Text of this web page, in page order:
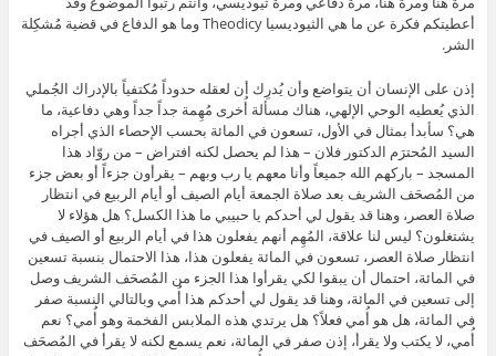
أعطيتكم فكرة عن ما هي الثيوديسيا Theodicy وما هو الدفاع في قضية مُشكِلة
الشر.
إذن على الإنسان أن يتواضع وأن يُدرِك أن لعقله حدوداً مُكتفياً بالإدراك الجُملي
الذي يُعطيه الوحي الإلهي، هناك مسألة أُخرى مُهِمة جداً جداً وهي دفاعية، ما
هي؟ سأبدأ بمثال في الأول، تسعون في المائة بحسب الإحصاء الذي أجراه
السيد المُحترَم الدكتور فلان – هذا لم يحصل لكنه افتراض – من روّاد هذا
المسجد – باركهم الله جميعاً وأنا معهم يا رب وبهم – يقرأون جزءاً أو بعض جزء
من المُصحَف الشريف بعد صلاة الجمعة أيام الصيف أو أيام الربيع في انتظار
صلاة العصر، وهنا قد يقول لي أحدكم يا حبيبي ما هذا الكسل؟ هل هؤلاء لا
يشتغلون؟ ليس لنا علاقة، المُهِم أنهم يفعلون هذا في أيام الربيع أو الصيف في
انتظار صلاة العصر، تسعون في المائة يفعلون هذا، هذا الاحتمال بنسبة تسعين
في المائة، احتمال أن يبقوا لكي يقرأوا هذا الجزء من المُصحَف الشريف وصل
إلى تسعين في المائة، وهنا قد يقول لي أحدكم هذا أُمي وبالتالي النسبة صفر
في المائة، هل هو أُمي فعلاً؟ هل يرتدي هذه الملابس الفخمة وهو أُمي؟ نعم
أُمي، لا يكتب ولا يقرأ، إذن صفر في المائة، نعم يسمع لكنه لا يقرأ في المُصحَف